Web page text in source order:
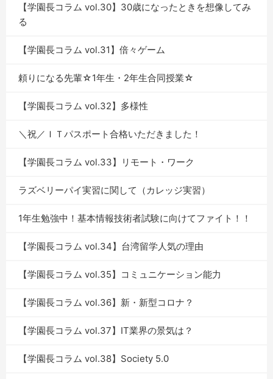
【学園長コラム vol.30】30歳になったときを想像してみ
る
【学園長コラム vol.31】倍々ゲーム
頼りになる先輩☆1年生・2年生合同授業☆
【学園長コラム vol.32】多様性
＼祝／ＩＴパスポート合格いただきました！
【学園長コラム vol.33】リモート・ワーク
ラズベリーパイ実習に関して（カレッジ実習）
1年生勉強中！基本情報技術者試験に向けてファイト！！
【学園長コラム vol.34】台湾留学人気の理由
【学園長コラム vol.35】コミュニケーション能力
【学園長コラム vol.36】新・新型コロナ？
【学園長コラム vol.37】IT業界の景気は？
【学園長コラム vol.38】Society 5.0